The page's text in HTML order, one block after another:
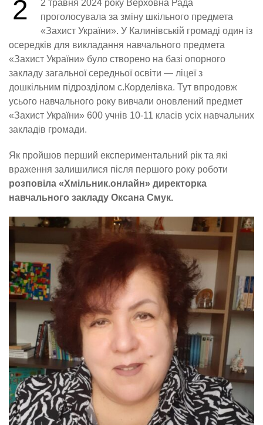
2
2 травня 2024 року Верховна Рада
проголосувала за зміну шкільного предмета
«Захист України». У Калинівській громаді один із
осередків для викладання навчального предмета
«Захист України» було створено на базі опорного
закладу загальної середньої освіти — ліцеї з
дошкільним підрозділом с.Корделівка. Тут впродовж
усього навчального року вивчали оновлений предмет
«Захист України» 600 учнів 10-11 класів усіх навчальних
закладів громади.
Як пройшов перший експериментальний рік та які
враження залишилися після першого року роботи
розповіла «Хмільник.онлайн» директорка
навчального закладу Оксана Смук.